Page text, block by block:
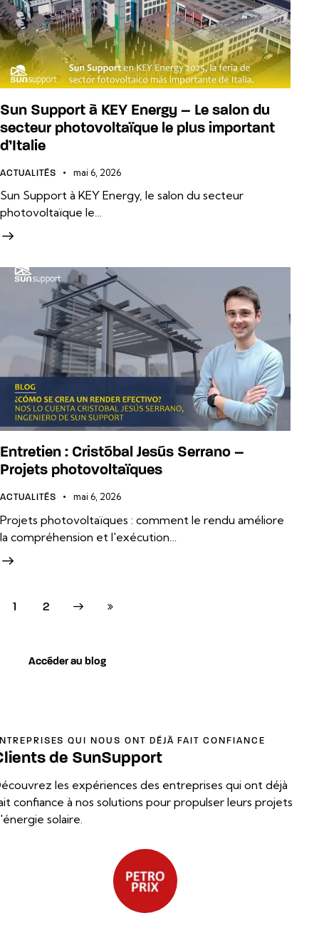
Sun Support à KEY Energy – Le salon du
secteur photovoltaïque le plus important
d’Italie
ACTUALITÉS mai 6, 2026
Sun Support à KEY Energy, le salon du secteur
photovoltaïque le…
Entretien : Cristóbal Jesús Serrano –
Projets photovoltaïques
ACTUALITÉS mai 6, 2026
Projets photovoltaïques : comment le rendu améliore
la compréhension et l'exécution…
1 2
Last
Accéder au blog
QUI NOUS ONT DÉJÀ FAIT CONFIANCE
de SunSupport
les expériences des entreprises qui ont déjà
confiance à nos solutions pour propulser leurs projets
solaire.